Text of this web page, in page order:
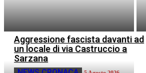
Aggressione fascista davanti ad
un locale di via Castruccio a
Sarzana